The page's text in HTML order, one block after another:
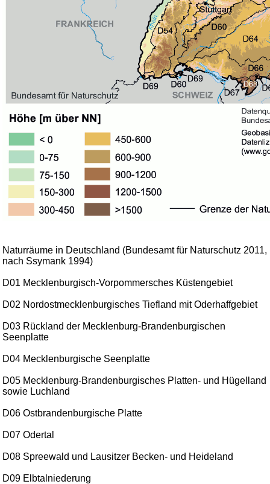
Naturräume in Deutschland (Bundesamt für Naturschutz 2011,
nach Ssymank 1994)
D01 Mecklenburgisch-Vorpommersches Küstengebiet
D02 Nordostmecklenburgisches Tiefland mit Oderhaffgebiet
D03 Rückland der Mecklenburg-Brandenburgischen
Seenplatte
D04 Mecklenburgische Seenplatte
D05 Mecklenburg-Brandenburgisches Platten- und Hügelland
sowie Luchland
D06 Ostbrandenburgische Platte
D07 Odertal
D08 Spreewald und Lausitzer Becken- und Heideland
D09 Elbtalniederung